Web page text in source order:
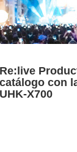
Re:live
catálogo con
UHK-X700